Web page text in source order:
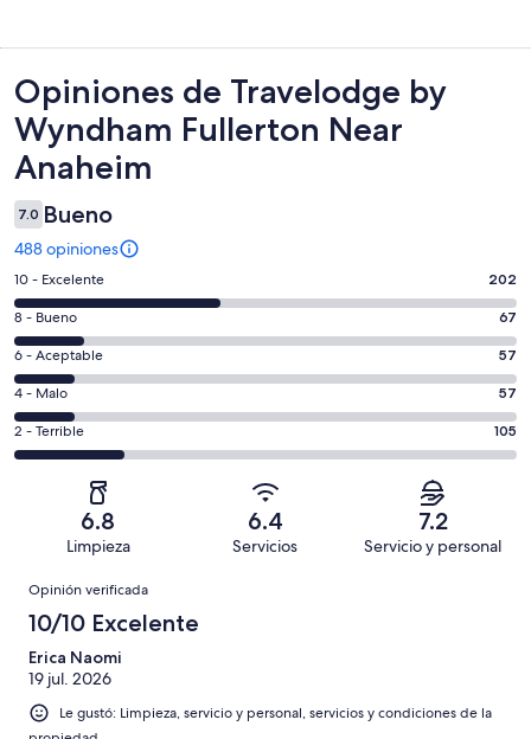
Opiniones
Opiniones de Travelodge by
Wyndham Fullerton Near
Anaheim
7.0 Bueno
488 opiniones
Puntuación
de
10,
es
decir,
Excelente.
Basada
en
opiniones
10 - Excelente 202
Puntuación
de
8,
es
decir,
Bueno.
Basada
opiniones
8 - Bueno 67
Puntuación
de
6,
es
decir,
Aceptable.
de
488
opiniones
6 - Aceptable 57
Puntuación
de
4,
Basada
57
de
opiniones
4 - Malo 57
Puntuación
de
Terrible.
Basada
105
de
488
opiniones
2 - Terrible 105
6.8
Limpieza
6.4
Servicios
7.2
Servicio y personal
Opiniones
Opinión verificada
10/10 Excelente
Erica Naomi
19 jul. 2026
Le gustó: Limpieza, servicio y personal, servicios y condiciones de la